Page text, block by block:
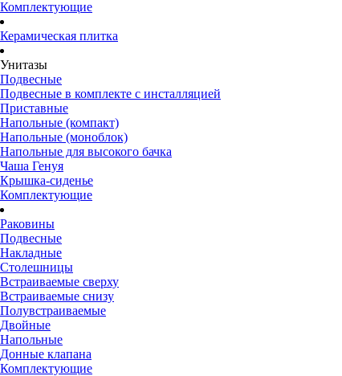
Комплектующие
Керамическая плитка
Унитазы
Подвесные
Подвесные в комплекте с инсталляцией
Приставные
Напольные (компакт)
Напольные (моноблок)
Напольные для высокого бачка
Чаша Генуя
Крышка-сиденье
Комплектующие
Раковины
Подвесные
Накладные
Столешницы
Встраиваемые сверху
Встраиваемые снизу
Полувстраиваемые
Двойные
Напольные
Донные клапана
Комплектующие